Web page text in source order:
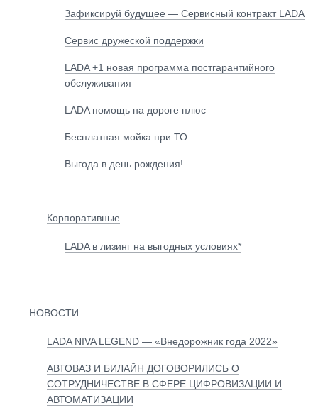
Зафиксируй будущее — Сервисный контракт LADA
Сервис дружеской поддержки
LADA +1 новая программа постгарантийного
обслуживания
LADA помощь на дороге плюс
Бесплатная мойка при ТО
Выгода в день рождения!
Корпоративные
LADA в лизинг на выгодных условиях*
НОВОСТИ
LADA NIVA LEGEND — «Внедорожник года 2022»
АВТОВАЗ И БИЛАЙН ДОГОВОРИЛИСЬ О
СОТРУДНИЧЕСТВЕ В СФЕРЕ ЦИФРОВИЗАЦИИ И
АВТОМАТИЗАЦИИ